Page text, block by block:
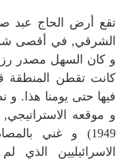
تقع أرض الحاج عبد
الشرقي, في أقصى
و كان السهل مصدر رزق
فيها حتى يومنا هذا.
و موقعه
1949) و غني
الاسرائيليين الذي